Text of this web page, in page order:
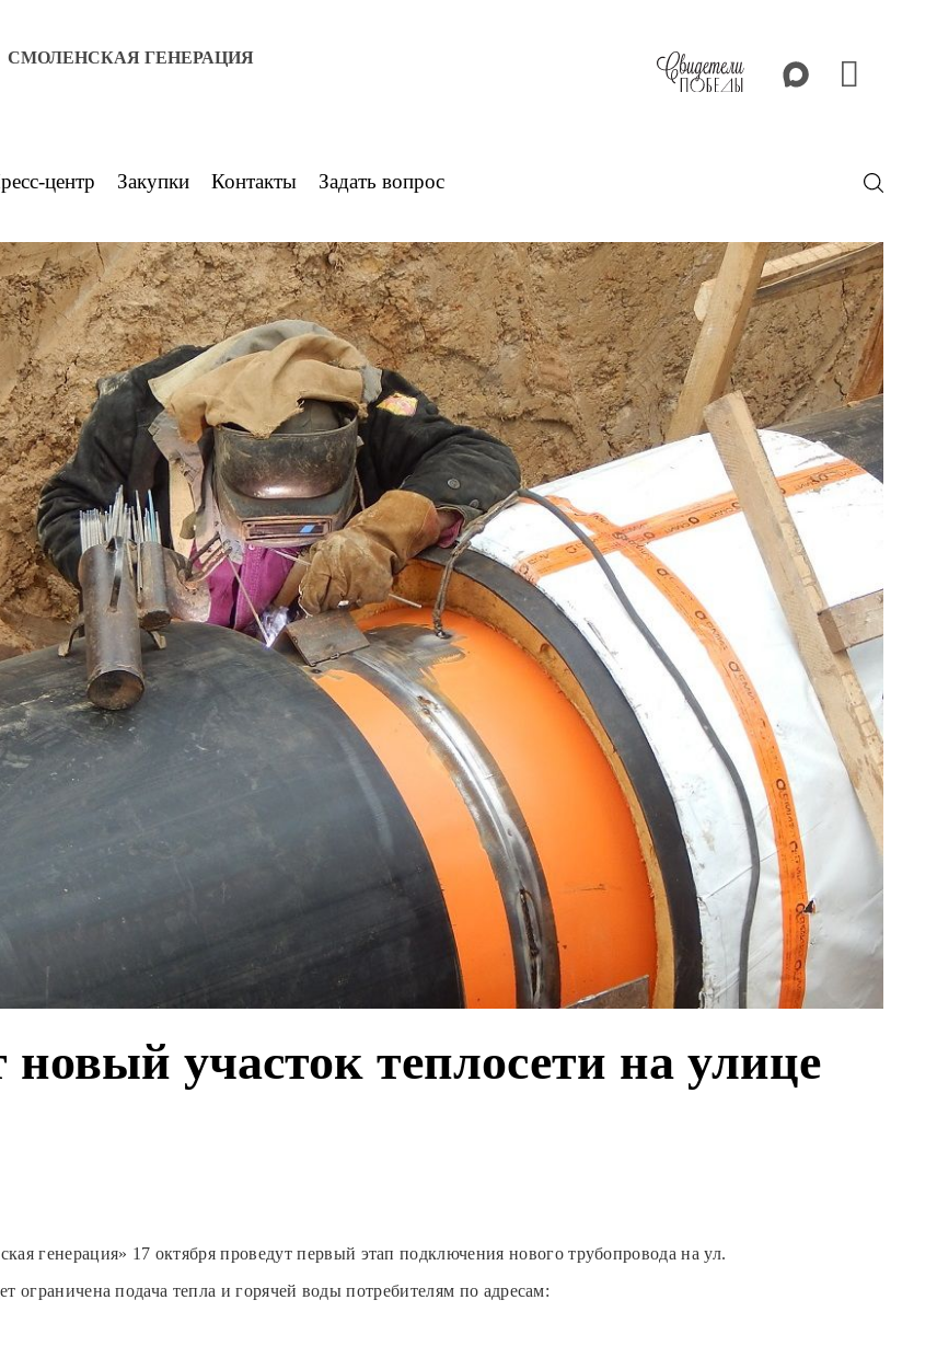
СМОЛЕНСКАЯ ГЕНЕРАЦИЯ
центр Закупки Контакты Задать вопрос
участок теплосети на улице
генерация» 17 октября проведут первый этап подключения нового трубопровода на ул.
ограничена подача тепла и горячей воды потребителям по адресам: